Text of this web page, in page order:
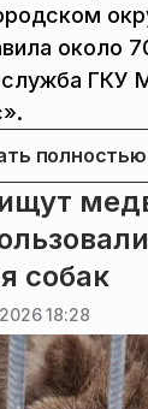
около
ГКУ
полностью
собак
18:28